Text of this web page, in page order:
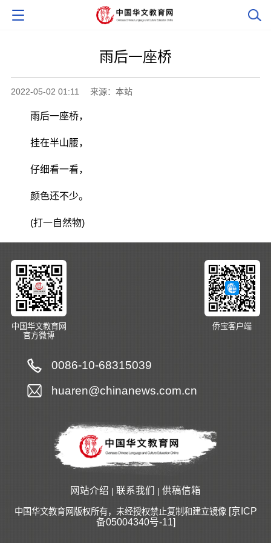
雨后一座桥
2022-05-02 01:11 来源：本站
雨后一座桥，
挂在半山腰，
仔细看一看，
颜色还不少。
(打一自然物)
中国华文教育网
官方微博
侨宝客户端
0086-10-68315039
huaren@chinanews.com.cn
网站介绍 | 联系我们 | 供稿信箱
中国华文教育网版权所有，未经授权禁止复制和建立镜像 [京ICP
备05004340号-11]